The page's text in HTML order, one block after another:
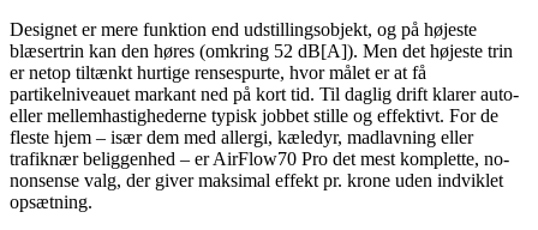
Designet er mere funktion end udstillingsobjekt, og på højeste
blæsertrin kan den høres (omkring 52 dB[A]). Men det højeste trin
er netop tiltænkt hurtige rensespurte, hvor målet er at få
partikelniveauet markant ned på kort tid. Til daglig drift klarer auto-
eller mellemhastighederne typisk jobbet stille og effektivt. For de
fleste hjem – især dem med allergi, kæledyr, madlavning eller
trafiknær beliggenhed – er AirFlow70 Pro det mest komplette, no-
nonsense valg, der giver maksimal effekt pr. krone uden indviklet
opsætning.